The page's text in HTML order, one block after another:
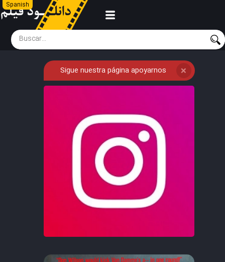
Spanish
Sigue nuestra página apoyarnos ❌